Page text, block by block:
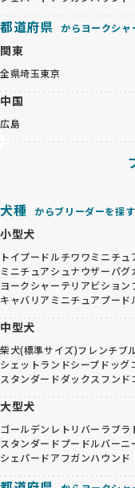
都道府県 からヨークシ
関東
全県埼玉東京
中国
広島
犬種 からブリーダーを探す
小型犬
トイプードルチワワミニチュ
ミニチュアシュナウザーパグ
ヨークシャーテリアビション
キャバリア ミニチュアプード
中型犬
柴犬(標準サイズ)フレンチブ
シェットランドシープドッグ
スタンダードダックスフンド
大型犬
ゴールデンレトリバー ラブラ
スタンダードプードルバーニ
シェパードアフガンハウンド